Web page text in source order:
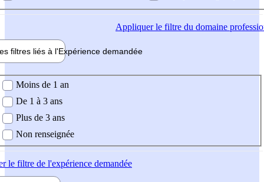
Appliquerle filtre du domaine
filtres liés à l'Expérience demandée
demandée
Moins de 1 an
De 1 à 3 ans
Plus de 3 ans
Non renseignée
le filtre de l'expérience demandée